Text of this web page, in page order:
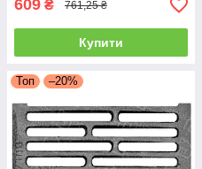
609 ₴ 761,25 ₴
Купити
Топ –20%